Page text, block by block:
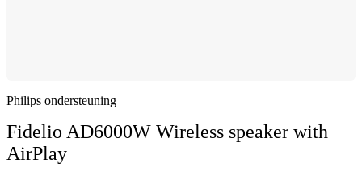
Philips ondersteuning
Fidelio AD6000W Wireless speaker with
AirPlay